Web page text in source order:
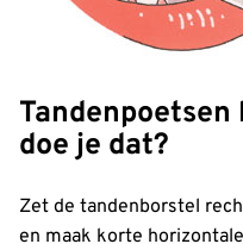
doe je dat?
Zet de tandenborstel
en maak korte